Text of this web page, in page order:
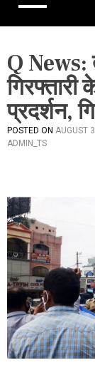
Q News:
प्रदर्शन,
POSTED ON AUGUST
ADMIN_TS